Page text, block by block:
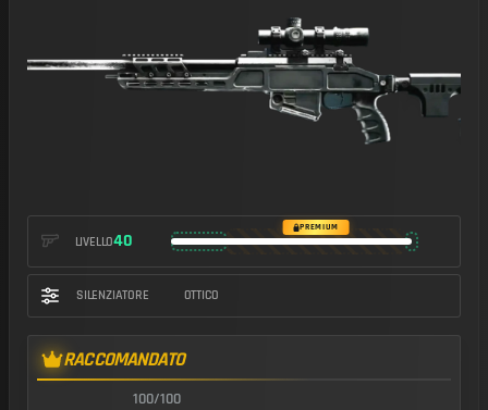
LIVELLO40
PREMIUM
SILENZIATORE OTTICO
RACCOMANDATO
100/100